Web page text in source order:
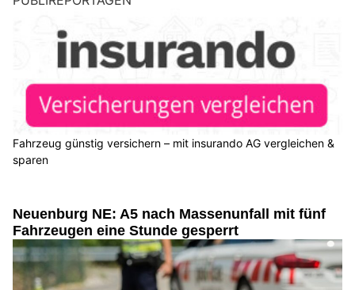
Fahrzeug günstig versichern – mit insurando AG vergleichen &
sparen
Neuenburg NE: A5 nach Massenunfall mit fünf
Fahrzeugen eine Stunde gesperrt